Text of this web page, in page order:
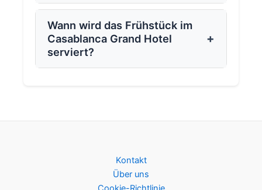
Wann wird das Frühstück im
Casablanca Grand Hotel
serviert?
+
Kontakt
Über uns